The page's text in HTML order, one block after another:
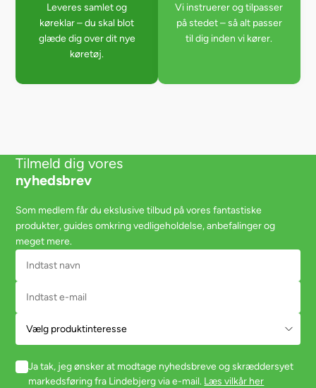
Leveres samlet og
køreklar – du skal blot
glæde dig over dit nye
køretøj.
Vi instruerer og tilpasser
på stedet – så alt passer
til dig inden vi kører.
Tilmeld dig vores
nyhedsbrev
Som medlem får du ekslusive tilbud på vores fantastiske
produkter, guides omkring vedligeholdelse, anbefalinger og
meget mere.
Ja tak, jeg ønsker at modtage nyhedsbreve og skræddersyet
markedsføring fra Lindebjerg via e-mail. Læs vilkår her